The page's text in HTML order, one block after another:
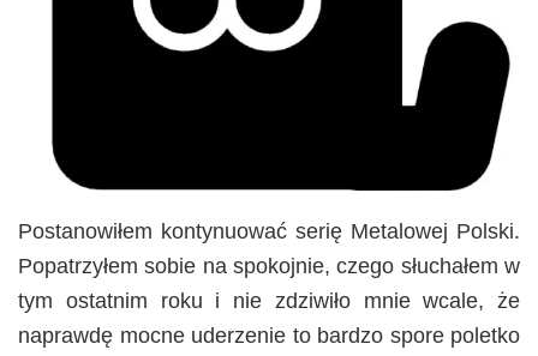
Postanowiłem kontynuować serię Metalowej Polski.
Popatrzyłem sobie na spokojnie, czego słuchałem w
tym ostatnim roku i nie zdziwiło mnie wcale, że
naprawdę mocne uderzenie to bardzo spore poletko